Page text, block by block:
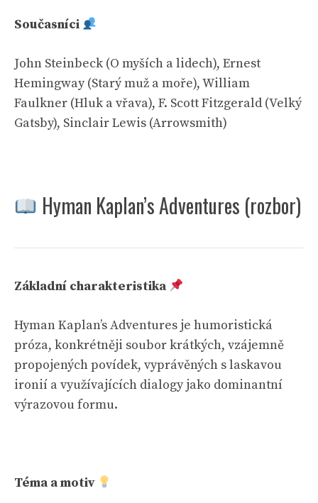
Současníci
John Steinbeck (O myších a lidech), Ernest
Hemingway (Starý muž a moře), William
Faulkner (Hluk a vřava), F. Scott Fitzgerald (Velký
Gatsby), Sinclair Lewis (Arrowsmith)
Hyman Kaplan’s Adventures (rozbor)
Základní charakteristika
Hyman Kaplan’s Adventures je humoristická
próza, konkrétněji soubor krátkých, vzájemně
propojených povídek, vyprávěných s laskavou
ironií a využívajících dialogy jako dominantní
výrazovou formu.
Téma a motiv